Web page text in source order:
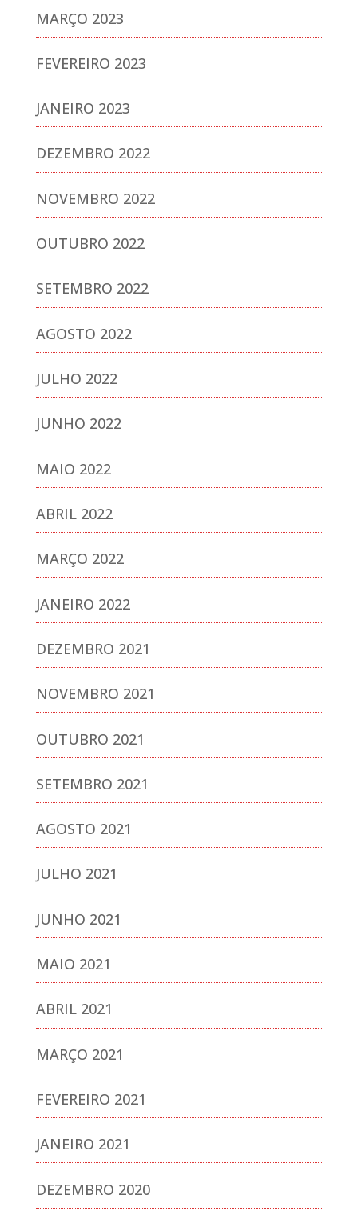
MARÇO 2023
FEVEREIRO 2023
JANEIRO 2023
DEZEMBRO 2022
NOVEMBRO 2022
OUTUBRO 2022
SETEMBRO 2022
AGOSTO 2022
JULHO 2022
JUNHO 2022
MAIO 2022
ABRIL 2022
MARÇO 2022
JANEIRO 2022
DEZEMBRO 2021
NOVEMBRO 2021
OUTUBRO 2021
SETEMBRO 2021
AGOSTO 2021
JULHO 2021
JUNHO 2021
MAIO 2021
ABRIL 2021
MARÇO 2021
FEVEREIRO 2021
JANEIRO 2021
DEZEMBRO 2020